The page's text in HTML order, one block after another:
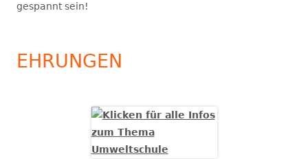
gespannt sein!
EHRUNGEN